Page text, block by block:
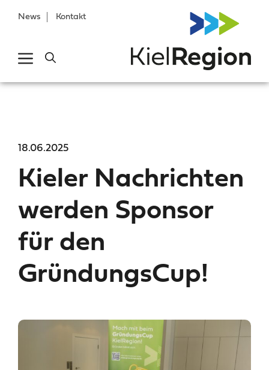
News Kontakt
Kieler Nachrichten
werden Sponsor
für den
GründungsCup!
18.06.2025